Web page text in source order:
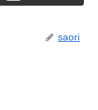
saori